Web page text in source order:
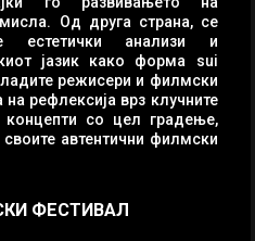
Од друга страна, се
естетички анализи и
јазик како форма sui
режисери и филмски
рефлексија врз клучните
со цел градење,
автентични филмски
ФЕСТИВАЛ